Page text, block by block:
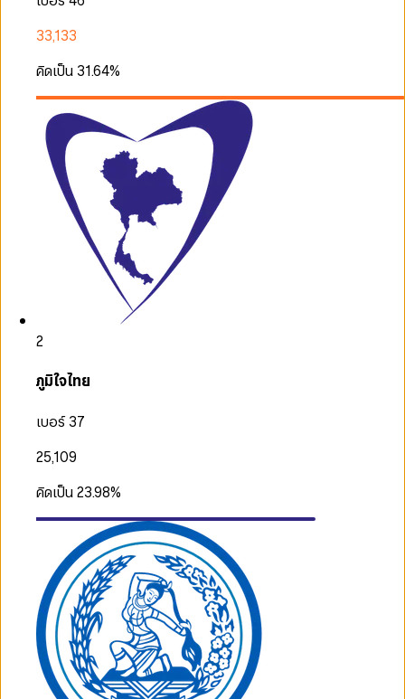
33,133
คิดเป็น 31.64%
2
ภูมิใจไทย
เบอร์ 37
25,109
คิดเป็น23.98%